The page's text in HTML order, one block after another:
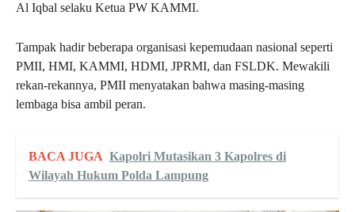
Al Iqbal selaku Ketua PW KAMMI.
Tampak hadir beberapa organisasi kepemudaan nasional seperti
PMII, HMI, KAMMI, HDMI, JPRMI, dan FSLDK. Mewakili
rekan-rekannya, PMII menyatakan bahwa masing-masing
lembaga bisa ambil peran.
BACA JUGA Kapolri Mutasikan 3 Kapolres di
Wilayah Hukum Polda Lampung